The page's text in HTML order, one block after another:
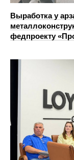
Выработка у
федпроекту